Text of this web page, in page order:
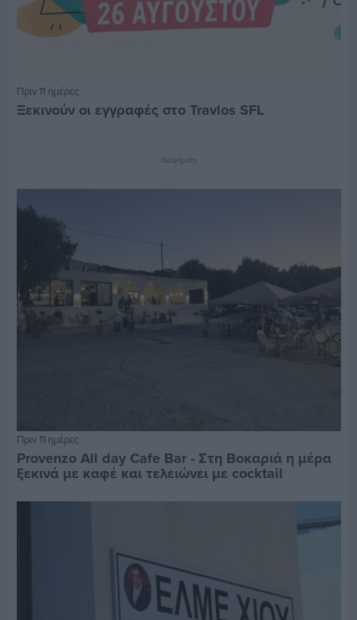
Πριν 11 ημέρες
Ξεκινούν οι εγγραφές στο Travlos SFL
Διαφήμιση
Πριν 11 ημέρες
Provenzo All day Cafe Bar - Στη Βοκαριά η μέρα
ξεκινά με καφέ και τελειώνει με cocktail